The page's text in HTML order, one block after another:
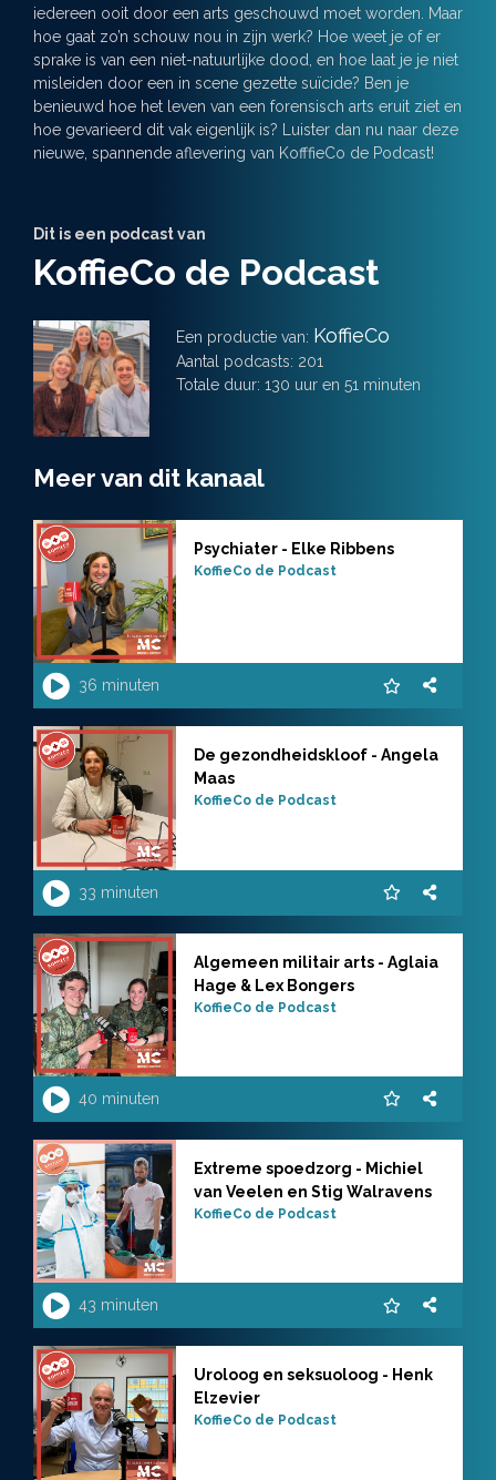
iedereen ooit door een arts geschouwd moet worden. Maar
hoe gaat zo’n schouw nou in zijn werk? Hoe weet je of er
sprake is van een niet-natuurlijke dood, en hoe laat je je niet
misleiden door een in scene gezette suïcide? Ben je
benieuwd hoe het leven van een forensisch arts eruit ziet en
hoe gevarieerd dit vak eigenlijk is? Luister dan nu naar deze
nieuwe, spannende aflevering van KofffieCo de Podcast!
Dit is een podcast van
KoffieCo de Podcast
Een productie van: KoffieCo
Aantal podcasts: 201
Totale duur: 130 uur en 51 minuten
Meer van dit kanaal
Psychiater - Elke Ribbens
KoffieCo de Podcast
36 minuten
De gezondheidskloof - Angela
Maas
KoffieCo de Podcast
33 minuten
Algemeen militair arts - Aglaia
Hage & Lex Bongers
KoffieCo de Podcast
40 minuten
Extreme spoedzorg - Michiel
van Veelen en Stig Walravens
KoffieCo de Podcast
43 minuten
Uroloog en seksuoloog - Henk
Elzevier
KoffieCo de Podcast